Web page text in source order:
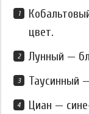
цвет.
Лунный —
Таусинный
Циан —